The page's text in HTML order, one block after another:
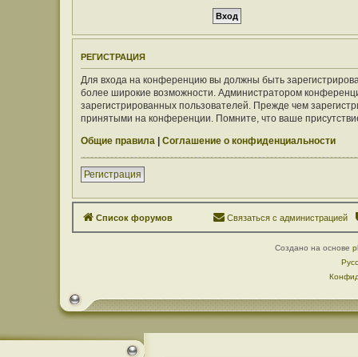
РЕГИСТРАЦИЯ
Для входа на конференцию вы должны быть
более широкие возможности. Администратором
зарегистрированных пользователей. Прежде чем
принятыми на конференции. Помните, что ваше
Общие правила | Соглашение о конфиденциальности
Регистрация
Список форумов Связаться с администрацией
Создано на основе